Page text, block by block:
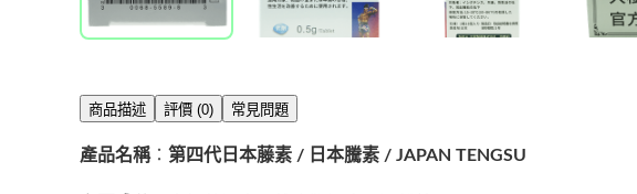
商品描述 評價 (0) 常見問題
產品名稱： 第四代日本藤素 / 日本騰素 / JAPAN TENGSU